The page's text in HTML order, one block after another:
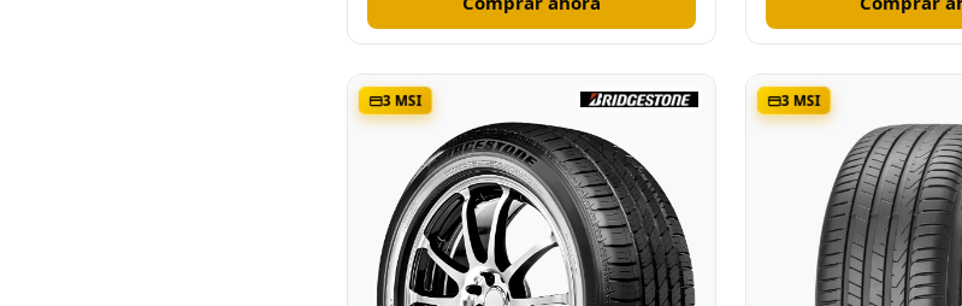
3 MSI 3 MSI